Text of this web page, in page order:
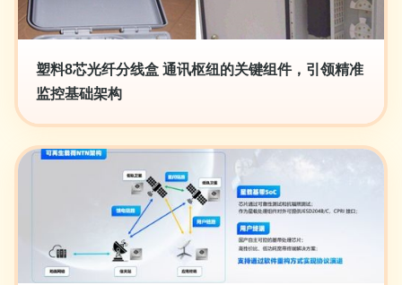
塑料8芯光纤分线盒 通讯枢纽的关键组件，引领精准
监控基础架构